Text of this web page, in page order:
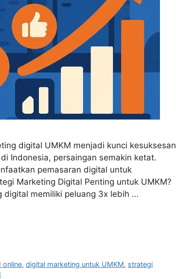
digital UMKM menjadi kunci kesuksesan
Indonesia, persaingan semakin ketat.
pemasaran digital untuk
Marketing Digital Penting untuk UMKM?
digital memiliki peluang 3x lebih …
online,digital marketing untuk UMKM, strategi